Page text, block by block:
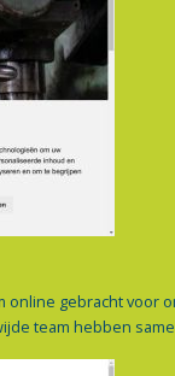
gebracht voor
team hebben